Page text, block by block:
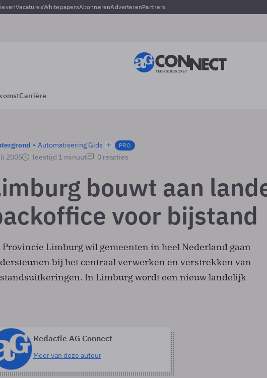
VacaturesWhitepapersAbonnerenAdverterenPartners
Carrière
Automatisering Gids PRO
2005 leestijd 1 minuut 0 reacties
bouwt aan
voor bijstand
Provincie Limburg wil gemeenten in heel Nederland gaan
bij het centraal verwerken en verstrekken van
In Limburg wordt een nieuw landelijk
Redactie AG Connect
Meer van deze auteur